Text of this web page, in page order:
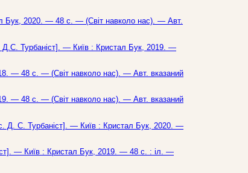
Бук, 2020. — 48 с. — (Світ навколо нас). — Авт.
Д.С. Турбаніст]. — Київ : Кристал Бук, 2019. —
— 48 с. — (Світ навколо нас). — Авт. вказаний
— 48 с. — (Світ навколо нас). — Авт. вказаний
Д. С. Турбаніст]. — Київ : Кристал Бук, 2020. —
— Київ : Кристал Бук, 2019. — 48 с. : іл. —